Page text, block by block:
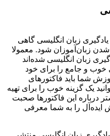
زبان انگلیسی گاهی
زبان‌آموزان شود. معمولا
زبان انگلیسی شده‌اند
خوب و جامع را برای خود
شما باید فاکتورهای
یک گزینه خوب را برای تهیه
درباره این فاکتورها صحبت
ایده‌آل را به شما معرفی